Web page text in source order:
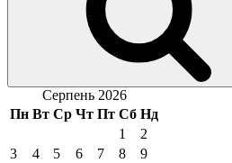
Серпень 2026
Пн Вт Ср Чт Пт Сб Нд
1
2
3
4 5 6 7 8
9